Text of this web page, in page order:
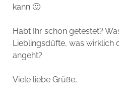
kann 🙂
Habt Ihr schon getestet?
Lieblingsdüfte, was wirklich
angeht?
Viele liebe Grüße,